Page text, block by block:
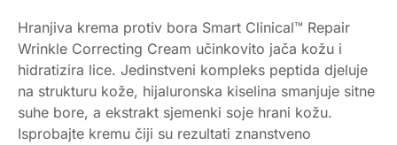
Hranjiva krema protiv bora Smart Clinical™ Repair
Wrinkle Correcting Cream učinkovito jača kožu i
hidratizira lice. Jedinstveni kompleks peptida djeluje
na strukturu kože, hijaluronska kiselina smanjuje sitne
suhe bore, a ekstrakt sjemenki soje hrani kožu.
Isprobajte kremu čiji su rezultati znanstveno